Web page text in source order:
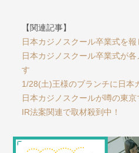
【関連記事】
日本カジノスクール卒業式を
日本カジノスクール卒業式が
す
1/28(土)王様のブランチに日本
日本カジノスクールが噂の東京
IR法案関連で取材殺到中！